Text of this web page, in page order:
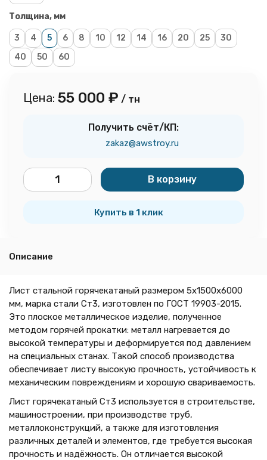
Толщина, мм
3 4 5 6 8 10 12 14 16 20 25
30
40
50 60
Цена: 55 000 ₽ / тн
Получить счёт/КП:
zakaz@awstroy.ru
В корзину
Купить в 1 клик
Описание
Лист стальной горячекатаный размером 5х1500х6000
мм, марка стали Ст3, изготовлен по ГОСТ 19903-2015.
Это плоское металлическое изделие, полученное
методом горячей прокатки: металл нагревается до
высокой температуры и деформируется под давлением
на специальных станах. Такой способ производства
обеспечивает листу высокую прочность, устойчивость к
механическим повреждениям и хорошую свариваемость.
Лист горячекатаный Ст3 используется в строительстве,
машиностроении, при производстве труб,
металлоконструкций, а также для изготовления
различных деталей и элементов, где требуется высокая
прочность и надёжность. Он отличается высокой